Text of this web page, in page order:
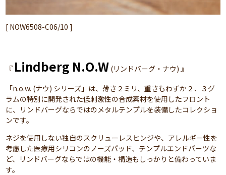
[ NOW6508-C06/10 ]
『 Lindberg N.O.W (リンドバーグ・ナウ) 』
「n.o.w. (ナウ) シリーズ」は、薄さ２ミリ、重さもわずか２．３グ
ラムの特別に開発された低刺激性の合成素材を使用したフロント
に、リンドバーグならではのメタルテンプルを装備したコレクショ
ンです。
ネジを使用しない独自のスクリューレスヒンジや、アレルギー性を
考慮した医療用シリコンのノーズパッド、テンプルエンドパーツな
ど、リンドバーグならではの機能・構造もしっかりと備わっていま
す。